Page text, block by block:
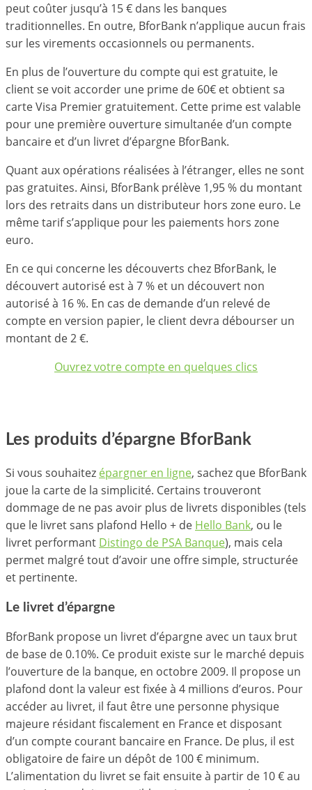
peut coûter jusqu’à 15 € dans les banques
traditionnelles. En outre, BforBank n’applique aucun frais
sur les virements occasionnels ou permanents.
En plus de l’ouverture du compte qui est gratuite, le
client se voit accorder une prime de 60€ et obtient sa
carte Visa Premier gratuitement. Cette prime est valable
pour une première ouverture simultanée d’un compte
bancaire et d’un livret d’épargne BforBank.
Quant aux opérations réalisées à l’étranger, elles ne sont
pas gratuites. Ainsi, BforBank prélève 1,95 % du montant
lors des retraits dans un distributeur hors zone euro. Le
même tarif s’applique pour les paiements hors zone
euro.
En ce qui concerne les découverts chez BforBank, le
découvert autorisé est à 7 % et un découvert non
autorisé à 16 %. En cas de demande d’un relevé de
compte en version papier, le client devra débourser un
montant de 2 €.
Ouvrez votre compte en quelques clics
Les produits d’épargne BforBank
Si vous souhaitez épargner en ligne, sachez que BforBank
joue la carte de la simplicité. Certains trouveront
dommage de ne pas avoir plus de livrets disponibles (tels
que le livret sans plafond Hello + de Hello Bank, ou le
livret performant Distingo de PSA Banque), mais cela
permet malgré tout d’avoir une offre simple, structurée
et pertinente.
Le livret d’épargne
BforBank propose un livret d’épargne avec un taux brut
de base de 0.10%. Ce produit existe sur le marché depuis
l’ouverture de la banque, en octobre 2009. Il propose un
plafond dont la valeur est fixée à 4 millions d’euros. Pour
accéder au livret, il faut être une personne physique
majeure résidant fiscalement en France et disposant
d’un compte courant bancaire en France. De plus, il est
obligatoire de faire un dépôt de 100 € minimum.
L’alimentation du livret se fait ensuite à partir de 10 € au